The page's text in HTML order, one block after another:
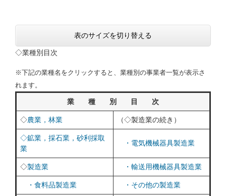
表のサイズを切り替える
◇業種別目次
※下記の業種名をクリックすると、業種別の事業者一覧が表示さ
れます。
業 種 別 目 次
◇農業，林業 （◇製造業の続き）
◇鉱業，採石業，砂利採取
業
・電気機械器具製造業
◇製造業 ・輸送用機械器具製造業
・食料品製造業 ・その他の製造業